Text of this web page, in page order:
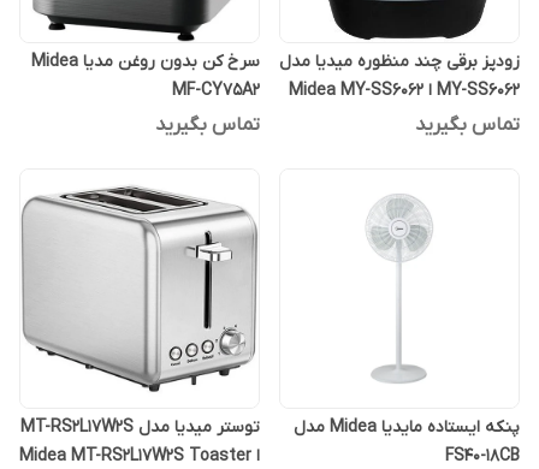
زودپز برقی چند منظوره میدیا مدل
MY-SS6062 ا Midea MY-SS6062
Quick cooker
تماس بگیرید
سرخ کن بدون روغن مدیا Midea
MF-CY75A2
تماس بگیرید
پنکه ایستاده مایدیا Midea مدل
FS40-18CB
توستر میدیا مدل MT-RS2L17W2S
ا Midea MT-RS2L17W2S Toaster